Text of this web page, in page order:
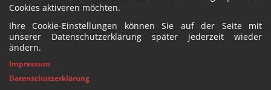
Cookies aktiveren möchten.
Ihre Cookie-Einstellungen können Sie auf der Seite mit
unserer Datenschutzerklärung später jederzeit wieder
ändern.
Impressum
Datenschutzerklärung